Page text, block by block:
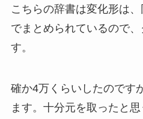
こちらの辞書は変化形は
でまとめられているので
す。
確か4万くらいしたのです
ます。十分元を取ったと思